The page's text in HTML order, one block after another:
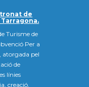
de
Turisme de
Per a
atorgada pel
de
línies
creació,